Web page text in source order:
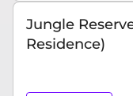
Jungle
Residence)